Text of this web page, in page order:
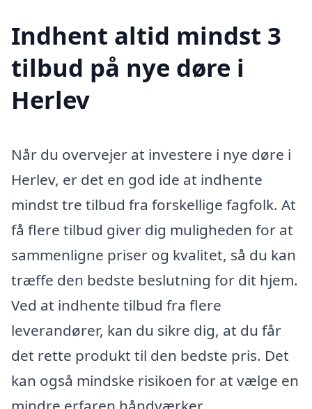
Indhent altid mindst 3
tilbud på nye døre i
Herlev
Når du overvejer at investere i nye døre i
Herlev, er det en god ide at indhente
mindst tre tilbud fra forskellige fagfolk. At
få flere tilbud giver dig muligheden for at
sammenligne priser og kvalitet, så du kan
træffe den bedste beslutning for dit hjem.
Ved at indhente tilbud fra flere
leverandører, kan du sikre dig, at du får
det rette produkt til den bedste pris. Det
kan også mindske risikoen for at vælge en